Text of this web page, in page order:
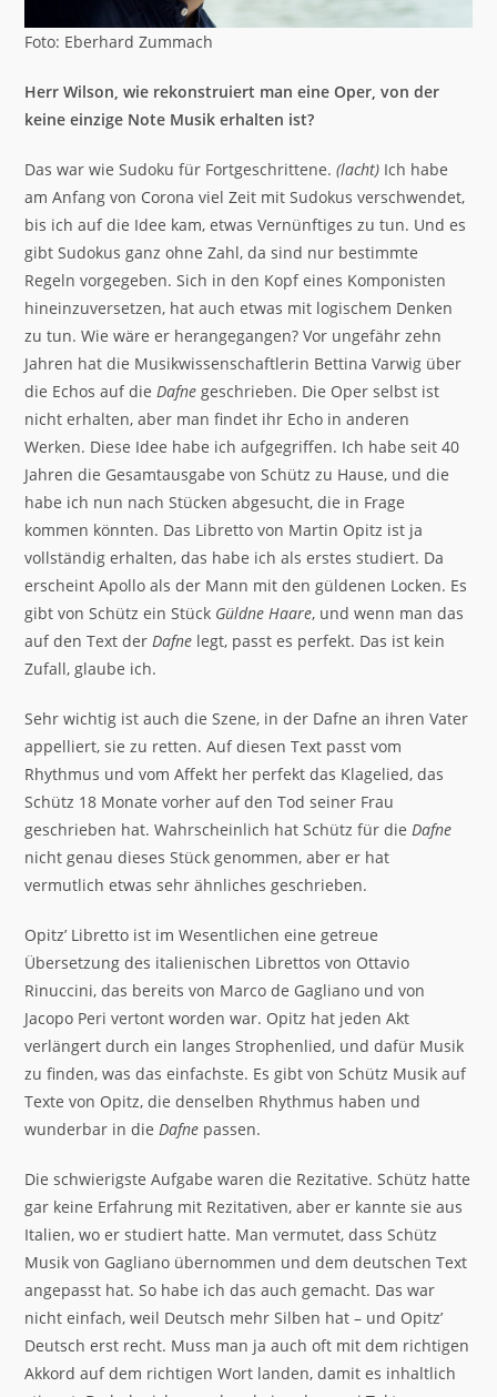
Foto: Eberhard Zummach
Herr Wilson, wie rekonstruiert man eine Oper, von der
keine einzige Note Musik erhalten ist?
Das war wie Sudoku für Fortgeschrittene.(lacht) Ich habe
am Anfang von Corona viel Zeit mit Sudokus verschwendet,
bis ich auf die Idee kam, etwas Vernünftiges zu tun. Und es
gibt Sudokus ganz ohne Zahl, da sind nur bestimmte
Regeln vorgegeben. Sich in den Kopf eines Komponisten
hineinzuversetzen, hat auch etwas mit logischem Denken
zu tun. Wie wäre er herangegangen? Vor ungefähr zehn
Jahren hat die Musikwissenschaftlerin Bettina Varwig über
die Echos auf dieDafne geschrieben. Die Oper selbst ist
nicht erhalten, aber man findet ihr Echo in anderen
Werken. Diese Idee habe ich aufgegriffen. Ich habe seit 40
Jahren die Gesamtausgabe von Schütz zu Hause, und die
habe ich nun nach Stücken abgesucht, die in Frage
kommen könnten. Das Libretto von Martin Opitz ist ja
vollständig erhalten, das habe ich als erstes studiert. Da
erscheint Apollo als der Mann mit den güldenen Locken. Es
gibt von Schütz ein Stück Güldne Haare, und wenn man das
auf den Text derDafne legt, passt es perfekt. Das ist kein
Zufall, glaube ich.
Sehr wichtig ist auch die Szene, in der Dafne an ihren Vater
appelliert, sie zu retten. Auf diesen Text passt vom
Rhythmus und vom Affekt her perfekt das Klagelied, das
Schütz 18 Monate vorher auf den Tod seiner Frau
geschrieben hat. Wahrscheinlich hat Schütz für dieDafne
nicht genau dieses Stück genommen, aber er hat
vermutlich etwas sehr ähnliches geschrieben.
Opitz’ Libretto ist im Wesentlichen eine getreue
Übersetzung des italienischen Librettos von Ottavio
Rinuccini, das bereits von Marco de Gagliano und von
Jacopo Peri vertont worden war. Opitz hat jeden Akt
verlängert durch ein langes Strophenlied, und dafür Musik
zu finden, was das einfachste. Es gibt von Schütz Musik auf
Texte von Opitz, die denselben Rhythmus haben und
wunderbar in dieDafne passen.
Die schwierigste Aufgabe waren die Rezitative. Schütz hatte
gar keine Erfahrung mit Rezitativen, aber er kannte sie aus
Italien, wo er studiert hatte. Man vermutet, dass Schütz
Musik von Gagliano übernommen und dem deutschen Text
angepasst hat. So habe ich das auch gemacht. Das war
nicht einfach, weil Deutsch mehr Silben hat – und Opitz’
Deutsch erst recht. Muss man ja auch oft mit dem richtigen
Akkord auf dem richtigen Wort landen, damit es inhaltlich